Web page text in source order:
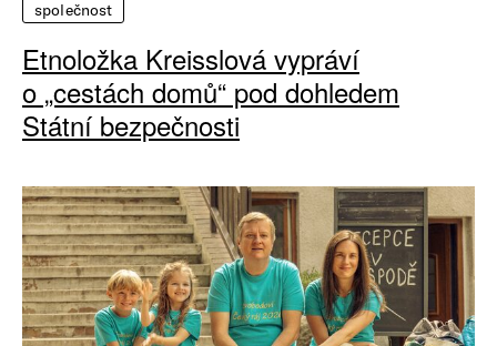
společnost
Etnoložka Kreisslová vypráví
o „cestách domů“ pod dohledem
Státní bezpečnosti